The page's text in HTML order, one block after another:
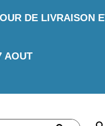
DE LIVRAISON
AOUT